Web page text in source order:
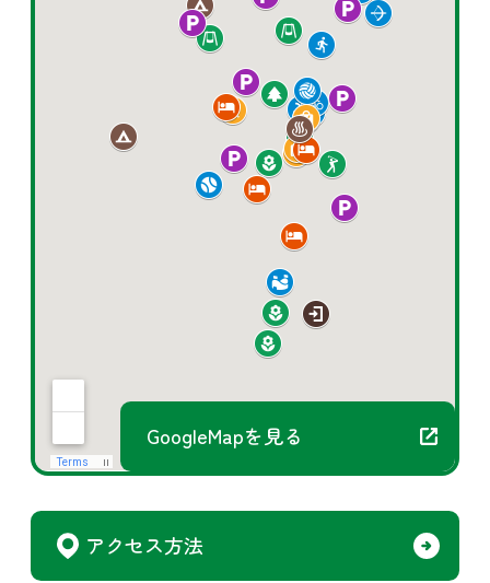
GoogleMapを見る
アクセス方法